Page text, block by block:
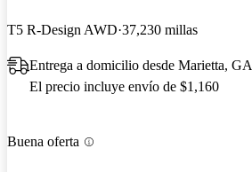
T5 R-Design AWD 37,230 millas
Entrega a domicilio desde Marietta, GA
El precio incluye envío de $1,160
Buena oferta